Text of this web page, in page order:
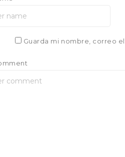
Guarda mi nombre, correo